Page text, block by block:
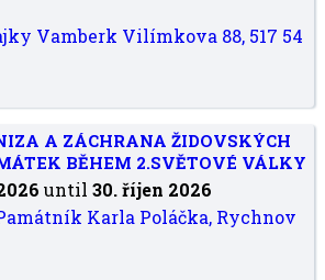
Vamberk Vilímkova 88, 517 54
A ZÁCHRANA ŽIDOVSKÝCH
BĚHEM 2.SVĚTOVÉ VÁLKY
until30. říjen 2026
Karla Poláčka, Rychnov